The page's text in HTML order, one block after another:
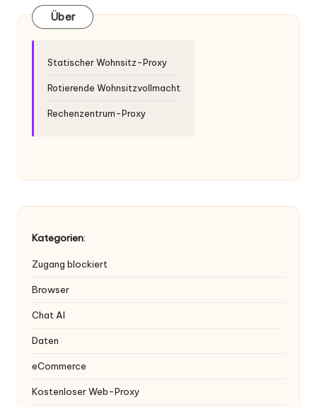
Über
Statischer Wohnsitz-Proxy
Rotierende Wohnsitzvollmacht
Rechenzentrum-Proxy
Kategorien:
Zugang blockiert
Browser
Chat AI
Daten
eCommerce
Kostenloser Web-Proxy